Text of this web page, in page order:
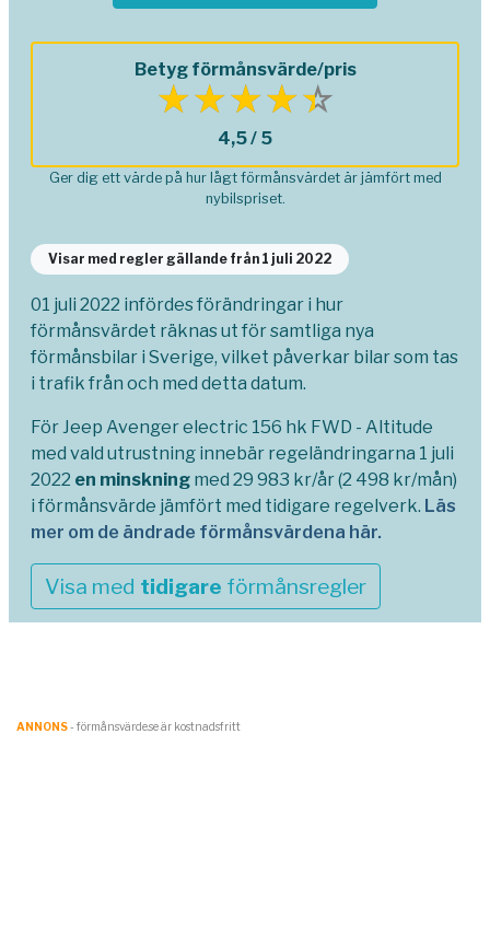
Betyg förmånsvärde/pris
4,5 / 5
Ger dig ett värde på hur lågt förmånsvärdet är jämfört med
nybilspriset.
Visar med regler gällande från 1 juli 2022
01 juli 2022 infördes förändringar i hur
förmånsvärdet räknas ut för samtliga nya
förmånsbilar i Sverige, vilket påverkar bilar som tas
i trafik från och med detta datum.
För Jeep Avenger electric 156 hk FWD - Altitude
med vald utrustning innebär regeländringarna 1 juli
2022 en minskning med 29 983 kr/år (2 498 kr/mån)
i förmånsvärde jämfört med tidigare regelverk. Läs
mer om de ändrade förmånsvärdena här.
Visa med tidigare förmånsregler
ANNONS- förmånsvärde.se är kostnadsfritt